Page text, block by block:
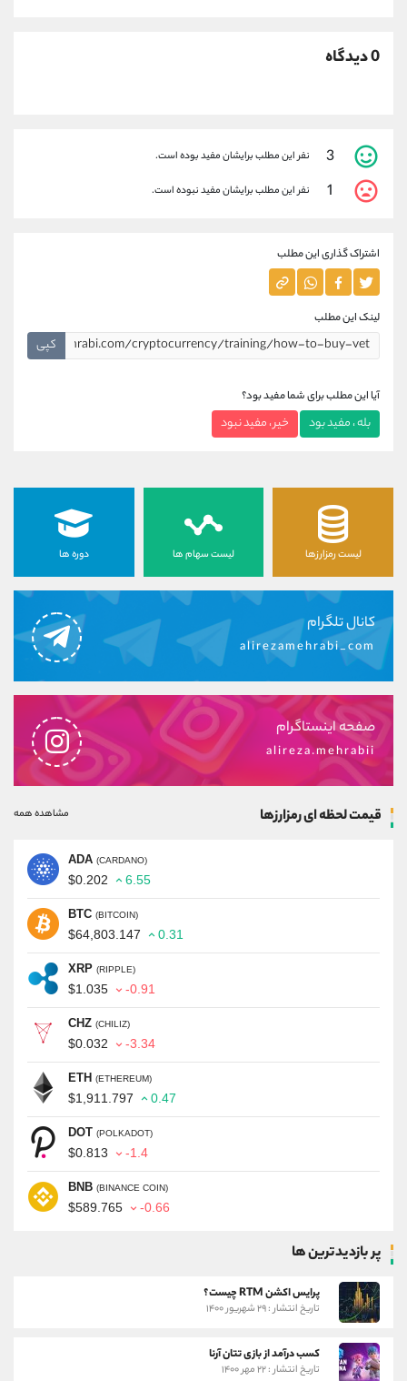
0 دیدگاه
3 نفر این مطلب برایشان مفید بوده است.
1 نفر این مطلب برایشان مفید نبوده است.
اشتراک گذاری این مطلب
لینک این مطلب
کپی
آیا این مطلب برای شما مفید بود؟
بله ، مفید بود خیر ، مفید نبود
لیست رمزارزها لیست سهام ها دوره ها
کانال تلگرام
alirezamehrabi_com
صفحه اینستاگرام
alireza.mehrabii
قیمت لحظه ای رمزارزها مشاهده همه
ADA (CARDANO)
$0.202 6.55
BTC (BITCOIN)
$64,803.147 0.31
XRP (RIPPLE)
$1.035 -0.91
CHZ (CHILIZ)
$0.032 -3.34
ETH (ETHEREUM)
$1,911.797 0.47
DOT (POLKADOT)
$0.813 -1.4
BNB (BINANCE COIN)
$589.765 -0.66
پر بازدیدترین ها
پرایس اکشن RTM چیست؟
تاریخ انتشار : ۲۹ شهریور ۱۴۰۰
کسب درآمد از بازی تتان آرنا
تاریخ انتشار : ۲۲ مهر ۱۴۰۰